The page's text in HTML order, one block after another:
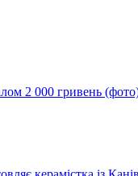
2 000 гривень